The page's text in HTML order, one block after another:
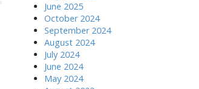
June 2025
October 2024
September 2024
August 2024
July 2024
June 2024
May 2024